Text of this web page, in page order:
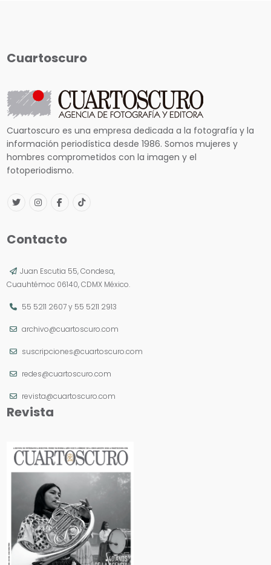
Cuartoscuro
Cuartoscuro es una empresa dedicada a la fotografía y la
información periodística desde 1986. Somos mujeres y
hombres comprometidos con la imagen y el
fotoperiodismo.
Contacto
Juan Escutia 55, Condesa,
Cuauhtémoc 06140, CDMX México.
55 5211 2607y 55 5211 2913
archivo@cuartoscuro.com
suscripciones@cuartoscuro.com
redes@cuartoscuro.com
revista@cuartoscuro.com
Revista